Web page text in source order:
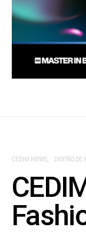
CEDIM NEWS DISEÑO DE